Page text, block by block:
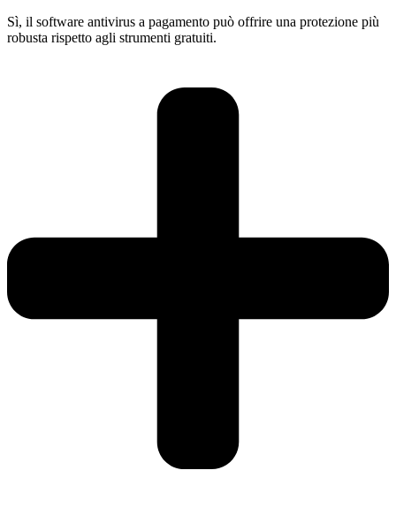
Sì, il software antivirus a pagamento può offrire una protezione più
robusta rispetto agli strumenti gratuiti.